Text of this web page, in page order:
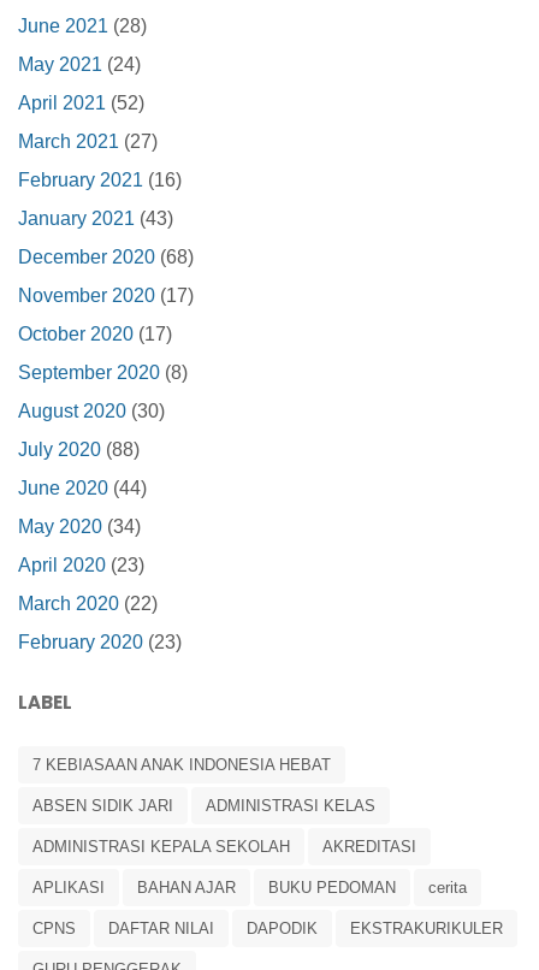
June 2021 (28)
May 2021 (24)
April 2021 (52)
March 2021 (27)
February 2021 (16)
January 2021 (43)
December 2020 (68)
November 2020 (17)
October 2020 (17)
September 2020 (8)
August 2020 (30)
July 2020 (88)
June 2020 (44)
May 2020 (34)
April 2020 (23)
March 2020 (22)
February 2020 (23)
LABEL
7 KEBIASAAN ANAK INDONESIA HEBAT
ABSEN SIDIK JARI ADMINISTRASI KELAS
ADMINISTRASI KEPALA SEKOLAH AKREDITASI
APLIKASI BAHAN AJAR BUKU PEDOMAN cerita
CPNS DAFTAR NILAI DAPODIK EKSTRAKURIKULER